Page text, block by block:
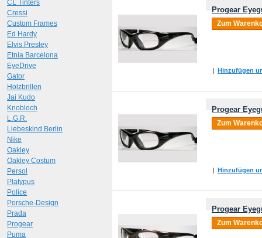
Progear
Zum
| Hinzufügen
Progear
Zum
| Hinzufügen
Progear
Zum
CL Tinters
Cressi
Custom Frames
Ed Hardy
Elvis Presley
Etnia Barcelona
EyeDrive
Gator
Holzbrillen
Jai Kudo
Knobloch
L.G.R.
Liebeskind Berlin
Nike
Oakley
Oakley Costum
Persol
Platypus
Police
Porsche-Design
Prada
Progear
Puma